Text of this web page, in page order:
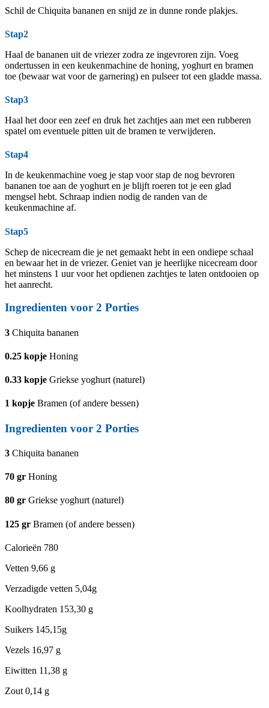
Schil de Chiquita bananen en snijd ze in dunne ronde plakjes.
Stap2
Haal de bananen uit de vriezer zodra ze ingevroren zijn. Voeg
ondertussen in een keukenmachine de honing, yoghurt en bramen
toe (bewaar wat voor de garnering) en pulseer tot een gladde massa.
Stap3
Haal het door een zeef en druk het zachtjes aan met een rubberen
spatel om eventuele pitten uit de bramen te verwijderen.
Stap4
In de keukenmachine voeg je stap voor stap de nog bevroren
bananen toe aan de yoghurt en je blijft roeren tot je een glad
mengsel hebt. Schraap indien nodig de randen van de
keukenmachine af.
Stap5
Schep de nicecream die je net gemaakt hebt in een ondiepe schaal
en bewaar het in de vriezer. Geniet van je heerlijke nicecream door
het minstens 1 uur voor het opdienen zachtjes te laten ontdooien op
het aanrecht.
Ingredienten voor 2 Porties
3 Chiquita bananen
0.25 kopje Honing
0.33 kopje Griekse yoghurt (naturel)
1 kopje Bramen (of andere bessen)
Ingredienten voor 2 Porties
3 Chiquita bananen
70 gr Honing
80 gr Griekse yoghurt (naturel)
125 gr Bramen (of andere bessen)
Calorieën 780
Vetten 9,66 g
Verzadigde vetten 5,04g
Koolhydraten 153,30 g
Suikers 145,15g
Vezels 16,97 g
Eiwitten 11,38 g
Zout 0,14 g